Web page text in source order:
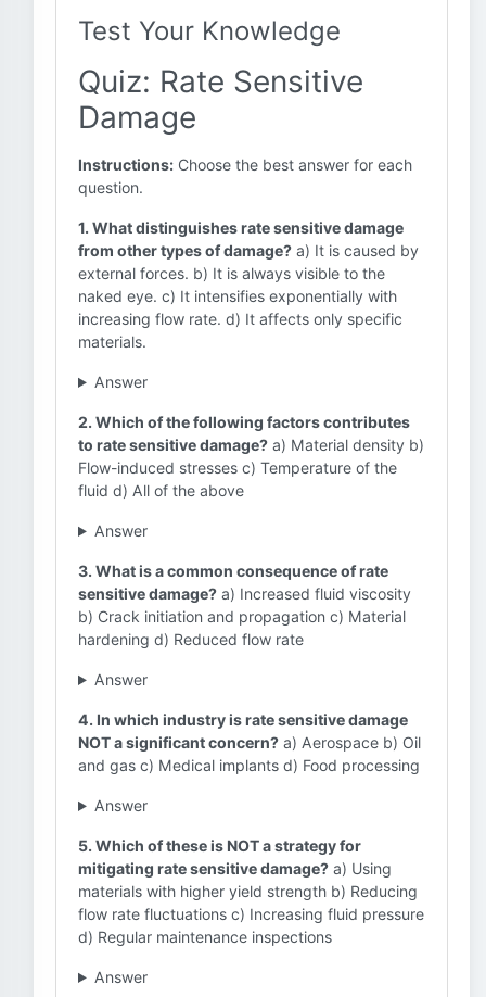
Test Your Knowledge
Quiz: Rate Sensitive
Damage
Instructions: Choose the best answer for each
question.
1. What distinguishes rate sensitive damage
from other types of damage? a) It is caused by
external forces. b) It is always visible to the
naked eye. c) It intensifies exponentially with
increasing flow rate. d) It affects only specific
materials.
Answer
2. Which of the following factors contributes
to rate sensitive damage? a) Material density b)
Flow-induced stresses c) Temperature of the
fluid d) All of the above
Answer
3. What is a common consequence of rate
sensitive damage? a) Increased fluid viscosity
b) Crack initiation and propagation c) Material
hardening d) Reduced flow rate
Answer
4. In which industry is rate sensitive damage
NOT a significant concern? a) Aerospace b) Oil
and gas c) Medical implants d) Food processing
Answer
5. Which of these is NOT a strategy for
mitigating rate sensitive damage? a) Using
materials with higher yield strength b) Reducing
flow rate fluctuations c) Increasing fluid pressure
d) Regular maintenance inspections
Answer